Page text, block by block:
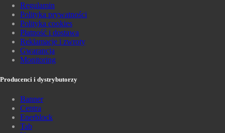
Regulamin
Polityka prywatności
Polityka cookies
Płatność i dostawa
Reklamacje i zwroty
Gwarancja
Monitoring
Producenci i dystrybutorzy
Banner
Centra
Enerblock
Tab